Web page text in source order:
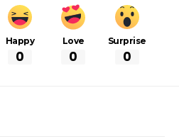
Happy
0
Love
0
Surprise
0